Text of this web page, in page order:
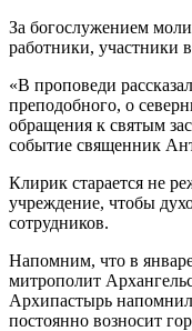
За богослужением
работники, участники
«В проповеди
преподобного, о
обращения к святым
событие священник
Клирик старается не
учреждение, чтобы
сотрудников.
Напомним, что в
митрополит
Архипастырь
постоянно возносит